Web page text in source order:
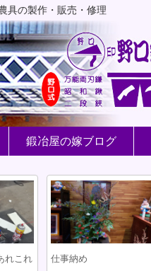
具の製作・販売・修理
鍛冶屋の嫁ブログ
れこれ 仕事納め